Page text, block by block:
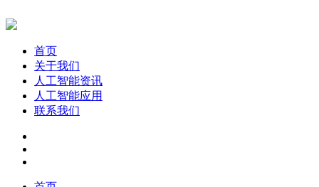
首页
关于我们
人工智能资讯
人工智能应用
联系我们